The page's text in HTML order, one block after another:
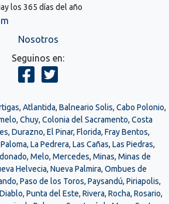
los 365 días del año
Nosotros
Seguinos en:
, Atlantida, Balneario Solis, Cabo Polonio,
, Chuy, Colonia del Sacramento, Costa
, Durazno, El Pinar, Florida, Fray Bentos,
, La Pedrera, Las Cañas, Las Piedras,
, Melo, Mercedes, Minas, Minas de
Helvecia, Nueva Palmira, Ombues de
, Paso de los Toros, Paysandú, Piriapolis,
, Punta del Este, Rivera, Rocha, Rosario,